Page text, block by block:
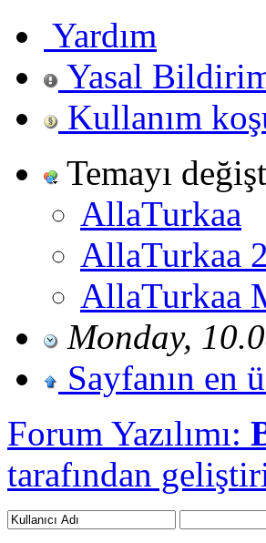
Yardım
Yasal
Kullanım
Temayı
AllaTurkaa
AllaTurkaa 2
AllaTurkaa
Monday,
Sayfanın en
Forum Yazılımı:
tarafından